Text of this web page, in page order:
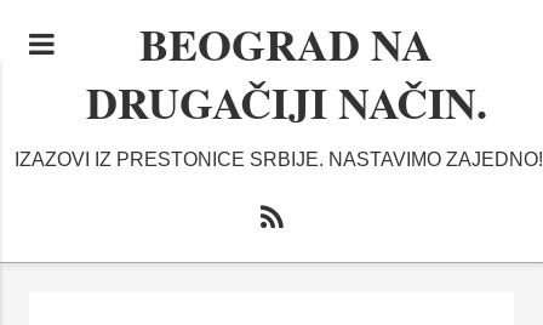
BEOGRAD NA
DRUGAČIJI NAČIN.
IZAZOVI IZ PRESTONICE SRBIJE. NASTAVIMO ZAJEDNO!